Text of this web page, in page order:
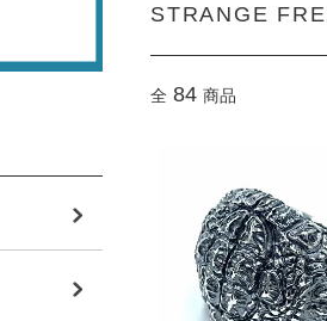
STRANGE
全 84 商品